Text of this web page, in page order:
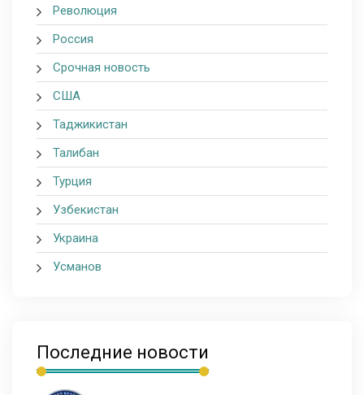
Революция
Россия
Срочная новость
США
Таджикистан
Талибан
Турция
Узбекистан
Украина
Усманов
Последние новости